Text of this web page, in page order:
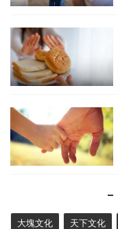
大塊文化 天下文化